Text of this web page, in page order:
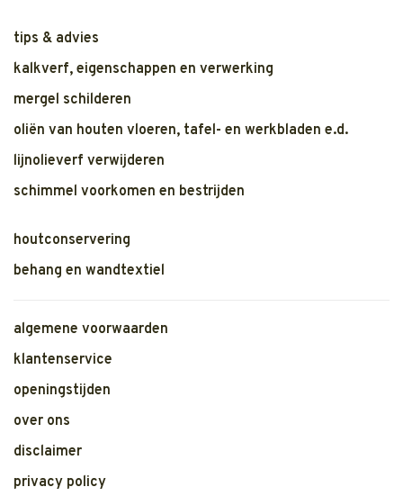
tips & advies
kalkverf, eigenschappen en verwerking
mergel schilderen
oliën van houten vloeren, tafel- en werkbladen e.d.
lijnolieverf verwijderen
schimmel voorkomen en bestrijden
houtconservering
behang en wandtextiel
algemene voorwaarden
klantenservice
openingstijden
over ons
disclaimer
privacy policy